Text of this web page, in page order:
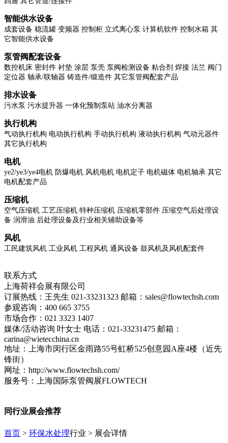
智能供水设备
成套设备 稳流罐 变频器 控制柜 立式离心泵 计算机软件 控制水箱 其
它智能供水设备
泵管阀配套设备
数控机床 密封件 衬垫 涂层 泵壳 泵阀检测设备 粘合剂 焊接 法兰 阀门
定位器 轴承/联轴器 铸造件/锻造件 其它泵管阀配套产品
排水设备
污水泵 污水提升器 一体化预制泵站 油水分离器
执行机构
气动执行机构 电动执行机构 手动执行机构 液动执行机构 气动元器件
其它执行机构
电机
ye2/ye3/ye4电机 防爆电机 风机电机 电机定子 电机磁体 电机轴承 其它
电机配套产品
压缩机
空气压缩机 工艺压缩机 特种压缩机 压缩机零部件 压缩空气后处理设
备 润滑油 后处理设备及行业相关辅助设备等
风机
工民建筑风机 工业风机 工程风机 通风设备 鼓风机及风机配套件
联系方式
上海荷祥会展有限公司
订展热线：王先生 021-33231323 邮箱：sales@flowtechsh.com
参观咨询：400 665 3755
市场合作：021 3323 1407
媒体/活动咨询 叶女士 电话：021-33231475 邮箱：
carina@wietecchina.cn
地址：上海市闵行区金雨路55号虹桥525创意园A座4楼（近先
锋街）
网址：http://www.flowtechsh.com/
服务号：上海国际泵管阀展FLOWTECH
同行业展会推荐
首页 > 环保水处理行业 > 展会详情